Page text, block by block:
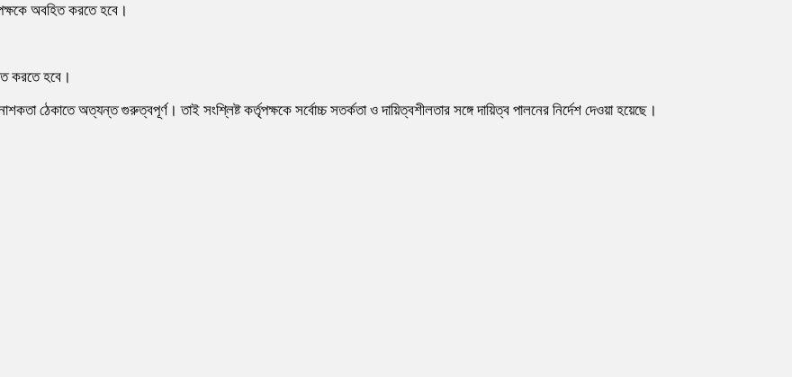
অবহিত করতে হবে।
করতে হবে।
ঠেকাতে অত্যন্ত গুরুত্বপূর্ণ। তাই সংশ্লিষ্ট কর্তৃপক্ষকে সর্বোচ্চ সতর্কতা ও দায়িত্বশীলতার সঙ্গে দায়িত্ব পালনের নির্দেশ দেওয়া হয়েছে।